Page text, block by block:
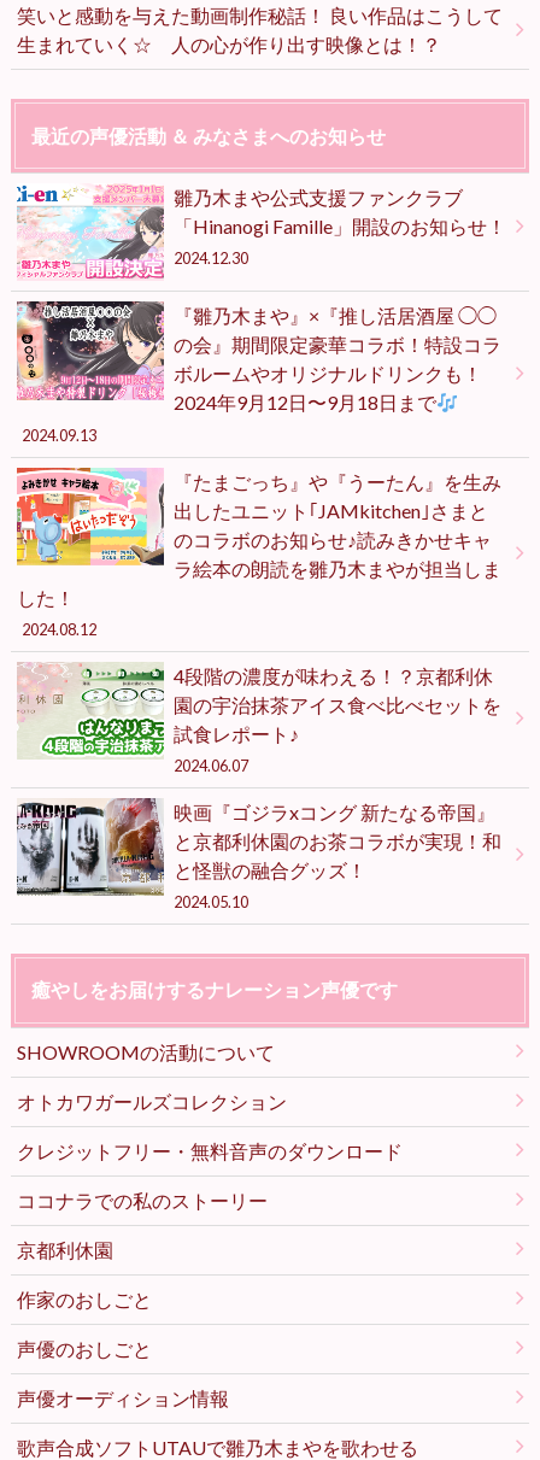
笑いと感動を与えた動画制作秘話！ 良い作品はこうして
生まれていく☆ 人の心が作り出す映像とは！？
最近の声優活動 ＆ みなさまへのお知らせ
雛乃木まや公式支援ファンクラブ
「Hinanogi Famille」開設のお知らせ！
2024.12.30
『雛乃木まや』×『推し活居酒屋 ◯◯
の会』期間限定豪華コラボ！特設コラ
ボルームやオリジナルドリンクも！
2024年9月12日〜9月18日まで
2024.09.13
『たまごっち』や『うーたん』を生み
出したユニット｢JAMkitchen｣さまと
のコラボのお知らせ♪読みきかせキャ
ラ絵本の朗読を雛乃木まやが担当しま
した！
2024.08.12
4段階の濃度が味わえる！？京都利休
園の宇治抹茶アイス食べ比べセットを
試食レポート♪
2024.06.07
映画『ゴジラxコング 新たなる帝国』
と京都利休園のお茶コラボが実現！和
と怪獣の融合グッズ！
2024.05.10
癒やしをお届けするナレーション声優です
SHOWROOMの活動について
オトカワガールズコレクション
クレジットフリー・無料音声のダウンロード
ココナラでの私のストーリー
京都利休園
作家のおしごと
声優のおしごと
声優オーディション情報
歌声合成ソフトUTAUで雛乃木まやを歌わせる